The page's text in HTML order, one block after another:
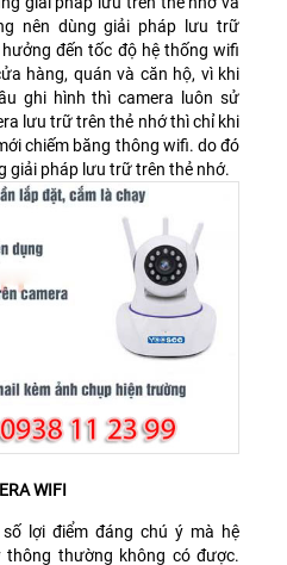
nên dùng giải pháp lưu trữ
đến tốc độ hệ thống wifi
hàng, quán và căn hộ, vì khi
ghi hình thì camera luôn sử
lưu trữ trên thẻ nhớ thì chỉ khi
chiếm băng thông wifi. do đó
giải pháp lưu trữ trên thẻ nhớ.
WIFI
lợi điểm đáng chú ý mà hệ
thường không có được.